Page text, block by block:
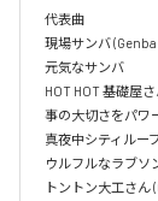
代表曲
現場サンバ
元気なサンバ
HOT HOT 基礎屋
事の大切さをパワ
真夜中シティルー
ウルフルなラブソ
トントン大工さ